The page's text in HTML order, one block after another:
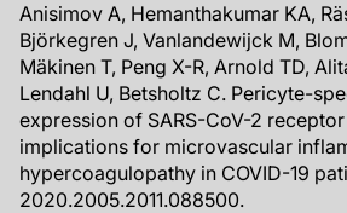
Anisimov A, Hemanthakumar KA,
Björkegren J, Vanlandewijck M,
Mäkinen T, Peng X-R, Arnold TD,
Lendahl U, Betsholtz C. Pericyte-
expression of SARS-CoV-2
implications for microvascular
hypercoagulopathy in COVID-19
2020.2005.2011.088500.